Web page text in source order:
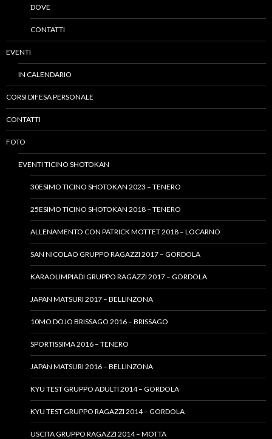
DOVE
CONTATTI
EVENTI
IN CALENDARIO
CORSI DIFESA PERSONALE
CONTATTI
FOTO
EVENTI TICINO SHOTOKAN
30ESIMO TICINO SHOTOKAN 2023 – TENERO
25ESIMO TICINO SHOTOKAN 2018 – TENERO
ALLENAMENTO CON PATRICK MOTTET 2018 – LOCARNO
SAN NICOLAO GRUPPO RAGAZZI 2017 – GORDOLA
KARAOLIMPIADI GRUPPO RAGAZZI 2017 – GORDOLA
JAPAN MATSURI 2017 – BELLINZONA
10MO DOJO BRISSAGO 2016 – BRISSAGO
SPORTISSIMA 2016 – TENERO
JAPAN MATSURI 2016 – BELLINZONA
KYU TEST GRUPPO ADULTI 2014 – GORDOLA
KYU TEST GRUPPO RAGAZZI 2014 – GORDOLA
USCITA GRUPPO RAGAZZI 2014 – MOTTA